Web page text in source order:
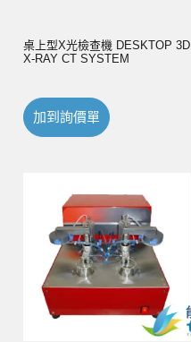
桌上型X光檢查機 DESKTOP 3D
X-RAY CT SYSTEM
加到詢價單